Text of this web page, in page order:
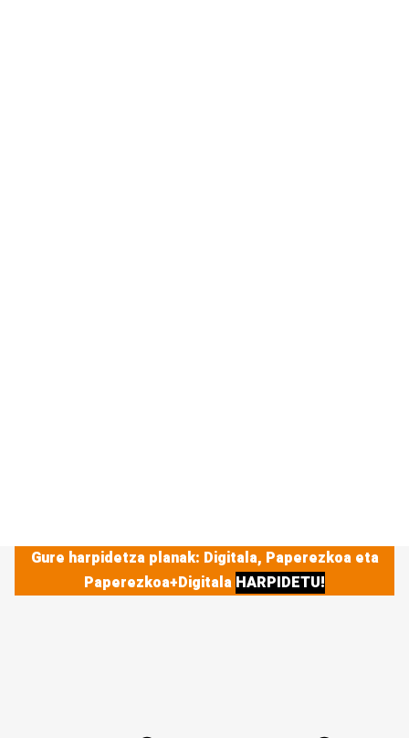
Gure harpidetza planak: Digitala, Paperezkoa eta
Paperezkoa+Digitala HARPIDETU!